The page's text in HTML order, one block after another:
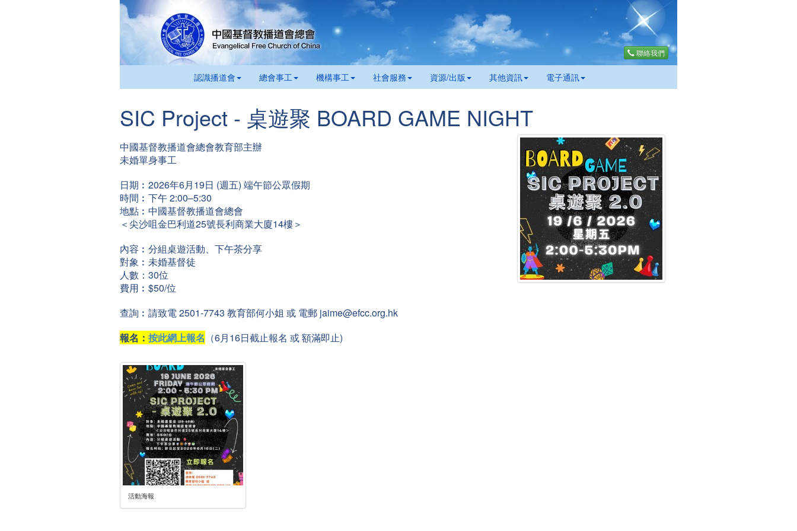
聯絡我們
認識播道會 總會事工 機構事工 社會服務 資源/出版 其他資訊 電子通訊
SIC Project - 桌遊聚 BOARD GAME NIGHT
中國基督教播道會總會教育部主辦
未婚單身事工
日期︰2026年6月19日 (週五) 端午節公眾假期
時間︰下午 2:00–5:30
地點︰中國基督教播道會總會
＜尖沙咀金巴利道25號長利商業大廈14樓＞
內容︰分組桌遊活動、下午茶分享
對象︰未婚基督徒
人數：30位
費用︰$50/位
查詢︰請致電 2501-7743 教育部何小姐 或 電郵 jaime@efcc.org.hk
報名： 按此網上報名 （6月16日截止報名 或 額滿即止)
活動海報